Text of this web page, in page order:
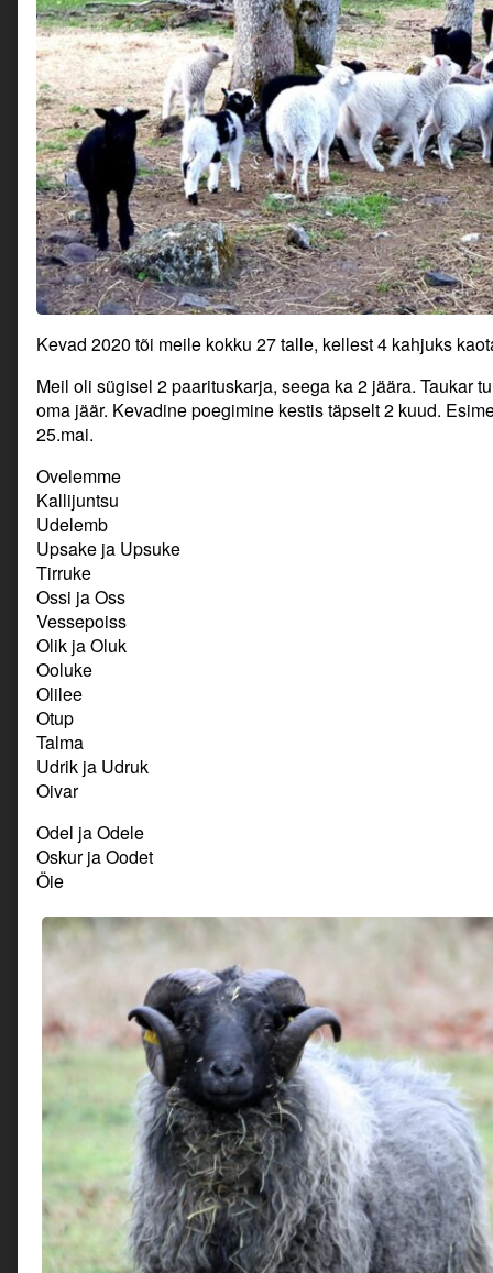
Kevad 2020 tõi meile kokku 27 talle, kellest 4 kahjuks
Meil oli sügisel 2 paarituskarja, seega ka 2 jäära. Taukar
oma jäär. Kevadine poegimine kestis täpselt 2 kuud.
25.mai.
Ovelemme
Kallijuntsu
Udelemb
Upsake ja Upsuke
Tirruke
Ossi ja Oss
Vessepoiss
Olik ja Oluk
Ooluke
Olilee
Otup
Talma
Udrik ja Udruk
Oivar
Odel ja Odele
Oskur ja Oodet
Öie